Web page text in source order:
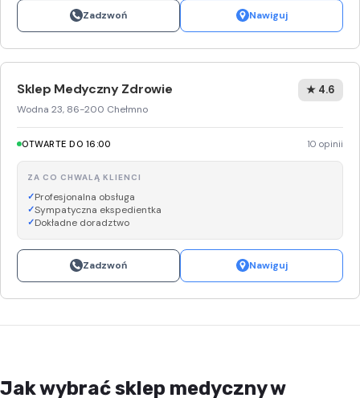
Zadzwoń Nawiguj
Sklep Medyczny Zdrowie
Wodna 23, 86-200 Chełmno
★ 4.6
OTWARTE DO 16:00 10 opinii
ZA CO CHWALĄ KLIENCI
Profesjonalna obsługa
Sympatyczna ekspedientka
Dokładne doradztwo
Zadzwoń Nawiguj
Jak wybrać sklep medyczny w